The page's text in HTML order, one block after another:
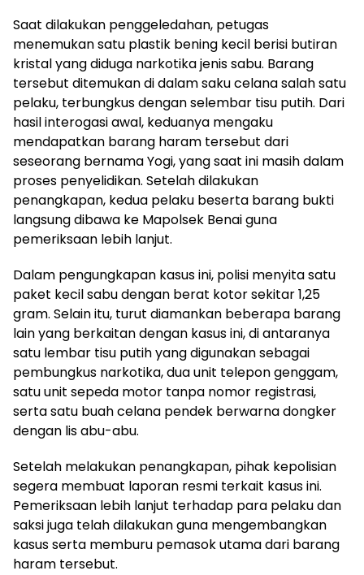
Saat dilakukan penggeledahan, petugas
menemukan satu plastik bening kecil berisi butiran
kristal yang diduga narkotika jenis sabu. Barang
tersebut ditemukan di dalam saku celana salah satu
pelaku, terbungkus dengan selembar tisu putih. Dari
hasil interogasi awal, keduanya mengaku
mendapatkan barang haram tersebut dari
seseorang bernama Yogi, yang saat ini masih dalam
proses penyelidikan. Setelah dilakukan
penangkapan, kedua pelaku beserta barang bukti
langsung dibawa ke Mapolsek Benai guna
pemeriksaan lebih lanjut.
Dalam pengungkapan kasus ini, polisi menyita satu
paket kecil sabu dengan berat kotor sekitar 1,25
gram. Selain itu, turut diamankan beberapa barang
lain yang berkaitan dengan kasus ini, di antaranya
satu lembar tisu putih yang digunakan sebagai
pembungkus narkotika, dua unit telepon genggam,
satu unit sepeda motor tanpa nomor registrasi,
serta satu buah celana pendek berwarna dongker
dengan lis abu-abu.
Setelah melakukan penangkapan, pihak kepolisian
segera membuat laporan resmi terkait kasus ini.
Pemeriksaan lebih lanjut terhadap para pelaku dan
saksi juga telah dilakukan guna mengembangkan
kasus serta memburu pemasok utama dari barang
haram tersebut.